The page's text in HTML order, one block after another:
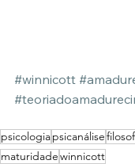
#winnicott
psicologiapsicanálise
maturidadewinnicott